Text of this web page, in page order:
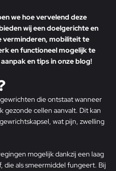
we hoe vervelend deze
wij een doelgerichte en
verminderen, mobiliteit te
en functioneel mogelijk te
en tips in onze blog!
die ontstaat wanneer
cellen aanvalt. Dit kan
wat pijn, zwelling
mogelijk dankzij een laag
die als smeermiddel fungeert. Bij